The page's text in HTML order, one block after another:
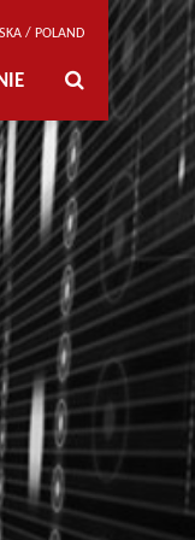
/ POLAND